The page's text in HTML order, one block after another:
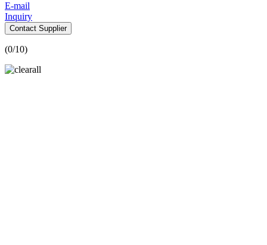
E-mail
Inquiry
Contact Supplier
(0/10)